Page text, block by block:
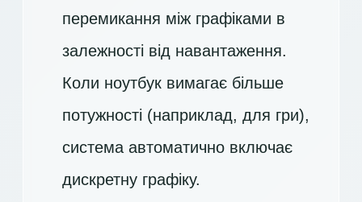
перемикання між графіками в
залежності від навантаження.
Коли ноутбук вимагає більше
потужності (наприклад, для гри),
система автоматично включає
дискретну графіку.